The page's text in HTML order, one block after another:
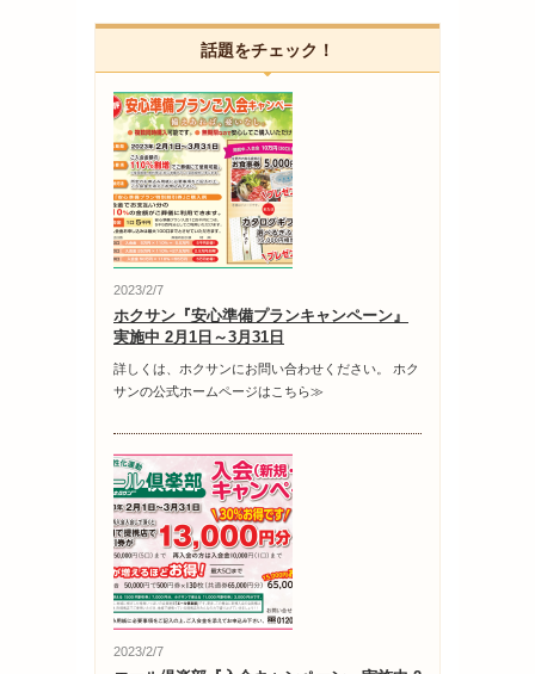
話題をチェック！
2023/2/7
ホクサン『安心準備プランキャンペーン』
実施中 2月1日～3月31日
詳しくは、ホクサンにお問い合わせください。 ホク
サンの公式ホームページはこちら≫
2023/2/7